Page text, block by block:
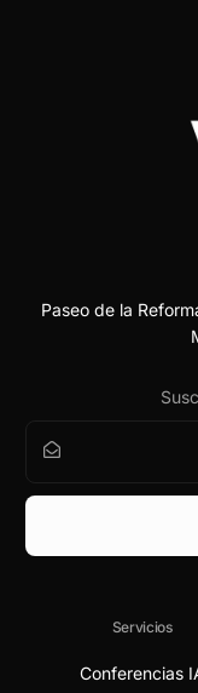
Paseo de la
Servicios
Conferencias